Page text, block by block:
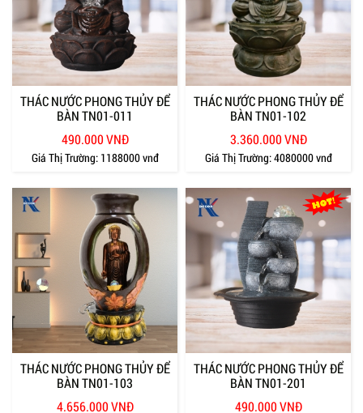
THÁC NƯỚC PHONG THỦY ĐỂ
BÀN TN01-011
490.000 VNĐ
Giá Thị Trường: 1188000 vnđ
THÁC NƯỚC PHONG THỦY ĐỂ
BÀN TN01-102
3.360.000 VNĐ
Giá Thị Trường:4080000 vnđ
THÁC NƯỚC PHONG THỦY ĐỂ
BÀN TN01-103
4.656.000 VNĐ
THÁC NƯỚC PHONG THỦY ĐỂ
BÀN TN01-201
490.000 VNĐ